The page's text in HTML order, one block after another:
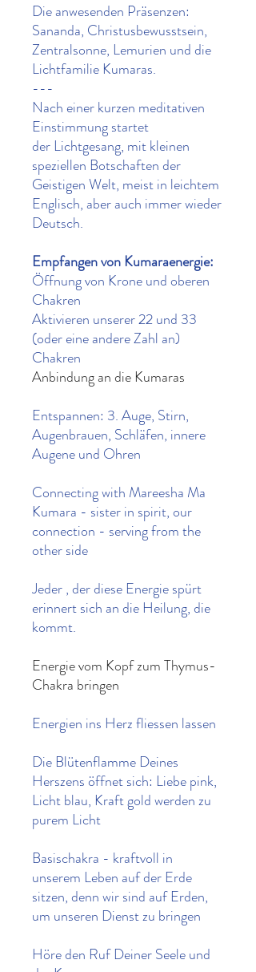
Die anwesenden Präsenzen:
Sananda, Christusbewusstsein,
Zentralsonne, Lemurien und die
Lichtfamilie Kumaras.
---
Nach einer kurzen meditativen
Einstimmung startet
der Lichtgesang, mit kleinen
speziellen Botschaften der
Geistigen Welt, meist in leichtem
Englisch, aber auch immer wieder
Deutsch.
Empfangen von Kumaraenergie:
Öffnung von Krone und oberen
Chakren
Aktivieren unserer 22 und 33
(oder eine andere Zahl an)
Chakren
Anbindung an die Kumaras
Entspannen: 3. Auge, Stirn,
Augenbrauen, Schläfen, innere
Augene und Ohren
Connecting with Mareesha Ma
Kumara - sister in spirit, our
connection - serving from the
other side
Jeder , der diese Energie spürt
erinnert sich an die Heilung, die
kommt.
Energie vom Kopf zum Thymus-
Chakra bringen
Energien ins Herz fliessen lassen
Die Blütenflamme Deines
Herszens öffnet sich: Liebe pink,
Licht blau, Kraft gold werden zu
purem Licht
Basischakra - kraftvoll in
unserem Leben auf der Erde
sitzen, denn wir sind auf Erden,
um unseren Dienst zu bringen
Höre den Ruf Deiner Seele und